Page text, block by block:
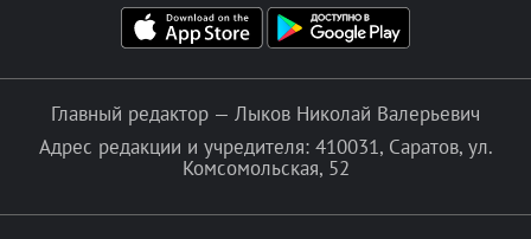
Главный редактор — Лыков Николай Валерьевич
Адрес редакции и учредителя: 410031, Саратов, ул.
Комсомольская, 52